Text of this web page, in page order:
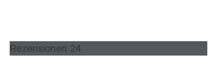
Rezensionen 24